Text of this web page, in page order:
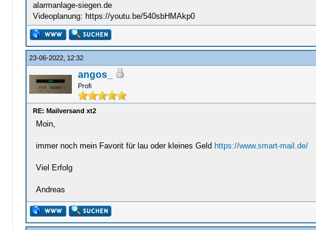
alarmanlage-siegen.de
Videoplanung: https://youtu.be/540sbHMAkp0
23-06-2022, 12:32
angos_
Profi
RE: Mailversand xt2
Moin,
immer noch mein Favorit für lau oder kleines Geld https://www.smart-mail.de/
Viel Erfolg
Andreas